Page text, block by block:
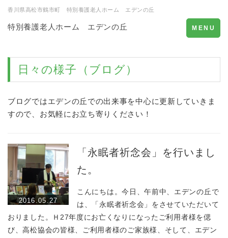
香川県高松市鶴市町 特別養護老人ホーム エデンの丘
特別養護老人ホーム エデンの丘
Toggle
navigation
MENU
日々の様子（ブログ）
ブログではエデンの丘での出来事を中心に更新していきま
すので、お気軽にお立ち寄りください！
2016.05.27
「永眠者祈念会」を行いまし
た。
こんにちは。今日、午前中、エデンの丘で
は、「永眠者祈念会」をさせていただいて
おりました。Ｈ27年度にお亡くなりになったご利用者様を偲
び、高松協会の皆様、ご利用者様のご家族様、そして、エデン